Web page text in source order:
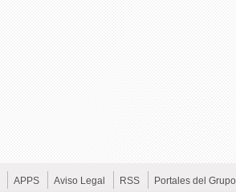
APPS Aviso Legal RSS Portales del Grupo